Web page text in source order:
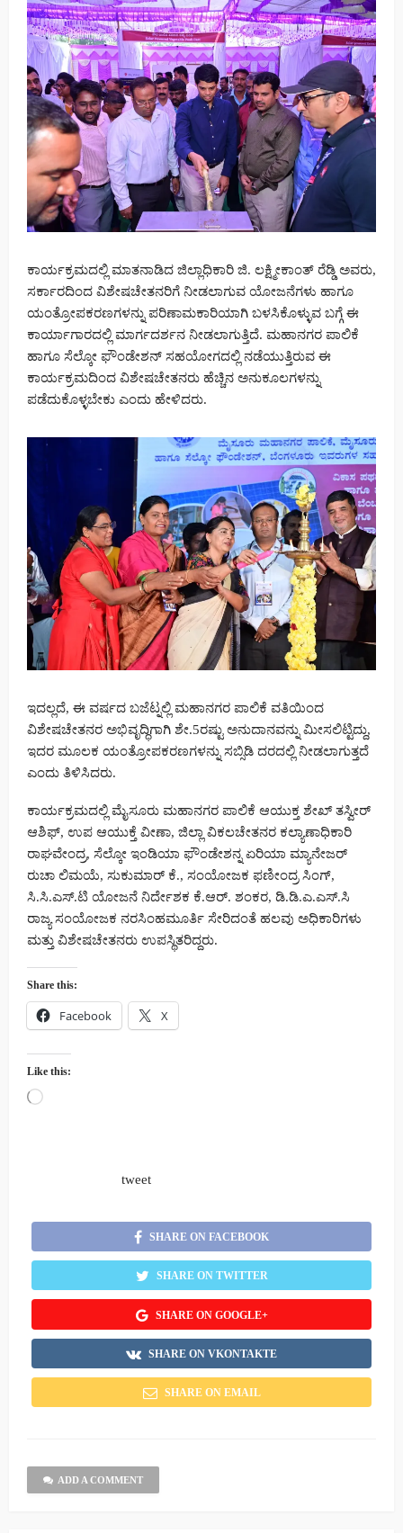
ಕಾರ್ಯಕ್ರಮದಲ್ಲಿ ಮಾತನಾಡಿದ ಜಿಲ್ಲಾಧಿಕಾರಿ ಜಿ. ಲಕ್ಷ್ಮೀಕಾಂತ್ ರೆಡ್ಡಿ ಅವರು,
ಸರ್ಕಾರದಿಂದ ವಿಶೇಷಚೇತನರಿಗೆ ನೀಡಲಾಗುವ ಯೋಜನೆಗಳು ಹಾಗೂ
ಯಂತ್ರೋಪಕರಣಗಳನ್ನು ಪರಿಣಾಮಕಾರಿಯಾಗಿ ಬಳಸಿಕೊಳ್ಳುವ ಬಗ್ಗೆ ಈ
ಕಾರ್ಯಾಗಾರದಲ್ಲಿ ಮಾರ್ಗದರ್ಶನ ನೀಡಲಾಗುತ್ತಿದೆ. ಮಹಾನಗರ ಪಾಲಿಕೆ
ಹಾಗೂ ಸೆಲ್ಕೋ ಫೌಂಡೇಶನ್ ಸಹಯೋಗದಲ್ಲಿ ನಡೆಯುತ್ತಿರುವ ಈ
ಕಾರ್ಯಕ್ರಮದಿಂದ ವಿಶೇಷಚೇತನರು ಹೆಚ್ಚಿನ ಅನುಕೂಲಗಳನ್ನು
ಪಡೆದುಕೊಳ್ಳಬೇಕು ಎಂದು ಹೇಳಿದರು.
ಇದಲ್ಲದೆ, ಈ ವರ್ಷದ ಬಜೆಟ್ನಲ್ಲಿ ಮಹಾನಗರ ಪಾಲಿಕೆ ವತಿಯಿಂದ
ವಿಶೇಷಚೇತನರ ಅಭಿವೃದ್ಧಿಗಾಗಿ ಶೇ.5ರಷ್ಟು ಅನುದಾನವನ್ನು ಮೀಸಲಿಟ್ಟಿದ್ದು,
ಇದರ ಮೂಲಕ ಯಂತ್ರೋಪಕರಣಗಳನ್ನು ಸಬ್ಸಿಡಿ ದರದಲ್ಲಿ ನೀಡಲಾಗುತ್ತದೆ
ಎಂದು ತಿಳಿಸಿದರು.
ಕಾರ್ಯಕ್ರಮದಲ್ಲಿ ಮೈಸೂರು ಮಹಾನಗರ ಪಾಲಿಕೆ ಆಯುಕ್ತ ಶೇಖ್ ತಸ್ವೀರ್
ಆಶಿಫ್, ಉಪ ಆಯುಕ್ತೆ ವೀಣಾ, ಜಿಲ್ಲಾ ವಿಕಲಚೇತನರ ಕಲ್ಯಾಣಾಧಿಕಾರಿ
ರಾಘವೇಂದ್ರ, ಸೆಲ್ಕೋ ಇಂಡಿಯಾ ಫೌಂಡೇಶನ್ನ ಏರಿಯಾ ಮ್ಯಾನೇಜರ್
ರುಚಾ ಲಿಮಯೆ, ಸುಕುಮಾರ್ ಕೆ., ಸಂಯೋಜಕ ಫಣೀಂದ್ರ ಸಿಂಗ್,
ಸಿ.ಸಿ.ಎಸ್.ಟಿ ಯೋಜನೆ ನಿರ್ದೇಶಕ ಕೆ.ಆರ್. ಶಂಕರ, ಡಿ.ಡಿ.ಎ.ಎಸ್.ಸಿ
ರಾಜ್ಯ ಸಂಯೋಜಕ ನರಸಿಂಹಮೂರ್ತಿ ಸೇರಿದಂತೆ ಹಲವು ಅಧಿಕಾರಿಗಳು
ಮತ್ತು ವಿಶೇಷಚೇತನರು ಉಪಸ್ಥಿತರಿದ್ದರು.
Share this:
Facebook X
Like this:
Loading…
tweet
SHARE ON FACEBOOK
SHARE ON TWITTER
SHARE ON GOOGLE+
SHARE ON VKONTAKTE
SHARE ON EMAIL
ADD A COMMENT